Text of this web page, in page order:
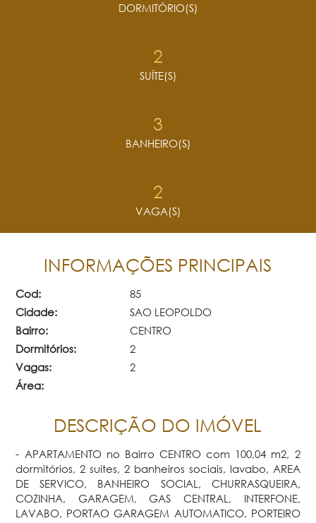
DORMITÓRIO(S)
2
SUÍTE(S)
3
BANHEIRO(S)
2
VAGA(S)
INFORMAÇÕES PRINCIPAIS
Cod:
85
Cidade:
SAO LEOPOLDO
Bairro:
CENTRO
Dormitórios:
2
Vagas:
2
Área:
DESCRIÇÃO DO IMÓVEL
- APARTAMENTO no Bairro CENTRO com 100,04 m2, 2
dormitórios, 2 suites, 2 banheiros sociais, lavabo, AREA
DE SERVICO, BANHEIRO SOCIAL, CHURRASQUEIRA,
COZINHA, GARAGEM, GAS CENTRAL, INTERFONE,
LAVABO, PORTAO GARAGEM AUTOMATICO, PORTEIRO